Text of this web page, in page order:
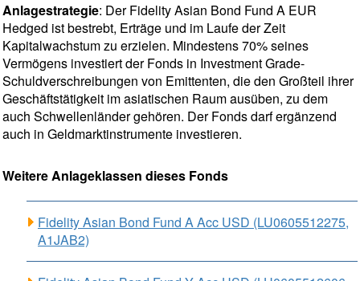
Anlagestrategie: Der Fidelity Asian Bond Fund A EUR
Hedged ist bestrebt, Erträge und im Laufe der Zeit
Kapitalwachstum zu erzielen. Mindestens 70% seines
Vermögens investiert der Fonds in Investment Grade-
Schuldverschreibungen von Emittenten, die den Großteil ihrer
Geschäftstätigkeit im asiatischen Raum ausüben, zu dem
auch Schwellenländer gehören. Der Fonds darf ergänzend
auch in Geldmarktinstrumente investieren.
Weitere Anlageklassen dieses Fonds
Fidelity Asian Bond Fund A Acc USD (LU0605512275,
A1JAB2)